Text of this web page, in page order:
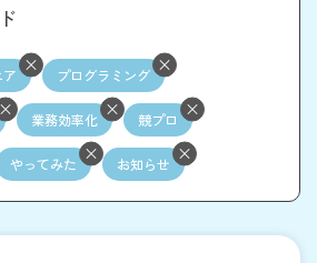
プログラミング
業務効率化 競プロ
やってみた お知らせ